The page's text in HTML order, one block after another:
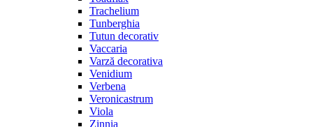
Trachelium
Tunberghia
Tutun decorativ
Vaccaria
Varză decorativa
Venidium
Verbena
Veronicastrum
Viola
Zinnia